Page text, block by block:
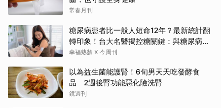
常春月刊
糖尿病患者比一般人短命12年？最新統計翻
轉印象！台大名醫揭控糖關鍵：與糖尿病為
友、天長地久
幸福熟齡 X 今周刊
以為益生菌能護腎！6旬男天天吃發酵食
品 2週後腎功能惡化險洗腎
鏡週刊